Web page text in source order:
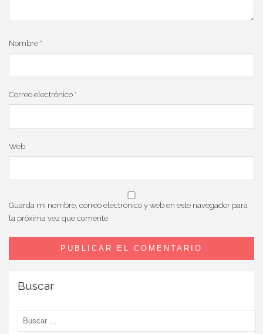
Nombre *
Correo electrónico *
Web
Guarda mi nombre, correo electrónico y web en este navegador para
la próxima vez que comente.
Buscar
Buscar: